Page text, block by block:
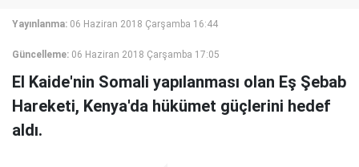
Yayınlanma: 06 Haziran 2018 Çarşamba 16:44
Güncelleme: 06 Haziran 2018 Çarşamba 17:05
El Kaide'nin Somali yapılanması olan Eş Şebab
Hareketi, Kenya'da hükümet güçlerini hedef
aldı.